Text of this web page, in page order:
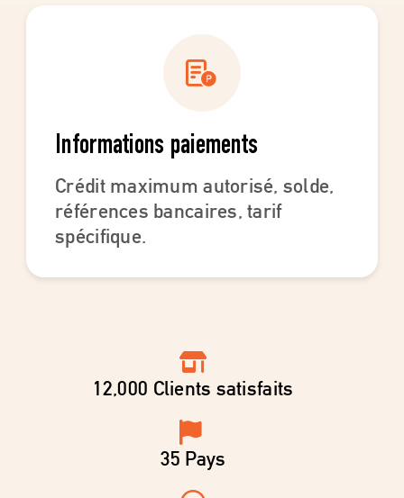
Informations paiements
Crédit maximum autorisé, solde,
références bancaires, tarif
spécifique.
12,000 Clients satisfaits
35 Pays